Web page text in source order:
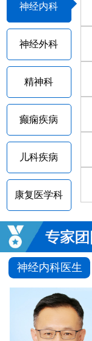
神经内科
神经外科
精神科
癫痫疾病
儿科疾病
康复医学科
神经内科医生